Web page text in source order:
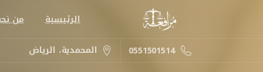
الرئيسية
من
0551501514
المحمدية، الرياض